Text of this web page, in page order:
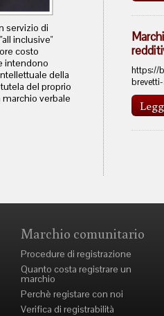
servizio di
"all inclusive"
costo
intendono
della
del proprio
verbale
https://
Marchio comunitario
Procedure di registrazione
Quanto costa registrare un
marchio
Perchè registare con noi
Verifica di registrabilità